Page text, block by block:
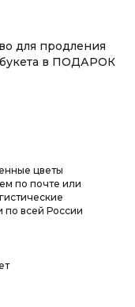
для продления
в ПОДАРОК
цветы
по почте или
по всей России